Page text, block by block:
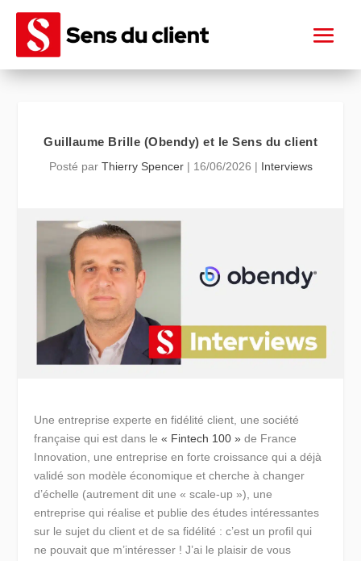
Guillaume Brille (Obendy) et le Sens du client
Posté par Thierry Spencer| 16/06/2026 | Interviews
Une entreprise experte en fidélité client, une société
française qui est dans le« Fintech 100 » de France
Innovation, une entreprise en forte croissance qui a déjà
validé son modèle économique et cherche à changer
d’échelle (autrement dit une « scale-up »), une
entreprise qui réalise et publie des études intéressantes
sur le sujet du client et de sa fidélité : c’est un profil qui
ne pouvait que m’intéresser ! J’ai le plaisir de vous